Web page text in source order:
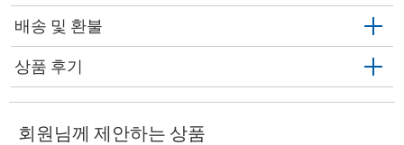
배송 및 환불
상품 후기
회원님께 제안하는 상품